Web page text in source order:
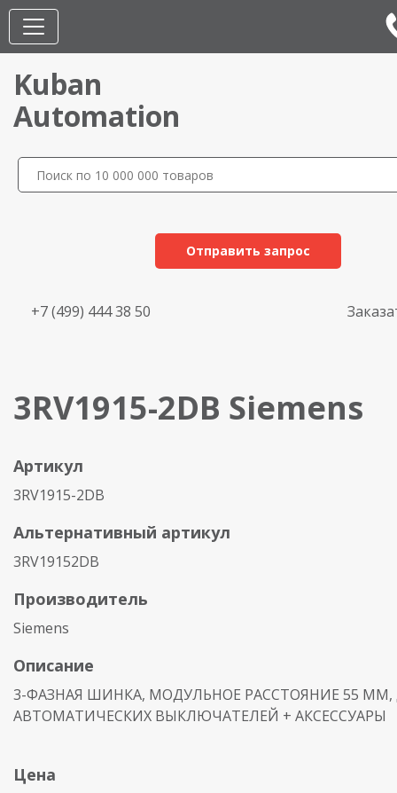
Kuban
Automation
Отправить запрос
+7 (499) 444 38 50
3RV1915-2DB Siemens
Артикул
3RV1915-2DB
Альтернативный артикул
3RV19152DB
Производитель
Siemens
Описание
3-ФАЗНАЯ ШИНКА, МОДУЛЬНОЕ РАССТОЯНИЕ 55 MM,
АВТОМАТИЧЕСКИХ ВЫКЛЮЧАТЕЛЕЙ + АКСЕССУАРЫ
Цена